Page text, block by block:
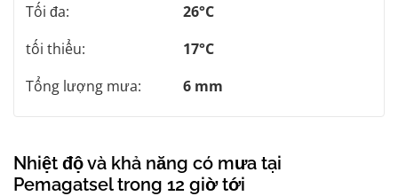
Tối đa:
26°C
tối thiểu:
17°C
Tổng lượng mưa:
6 mm
Nhiệt độ và khả năng có mưa tại
Pemagatsel trong 12 giờ tới